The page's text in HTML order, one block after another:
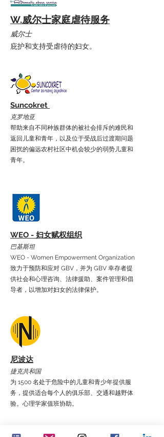
W.威尔士家庭虐待服务
威尔士
庇护和支持受虐待的妇女。
Suncokret
克罗地亚
帮助来自不同种族群体的被社会排斥的难民和
返回儿童和青年，以及位于受战后过渡期问题
困扰的偏远农村社区中机会较少的弱势儿童和
青年。
WEO - 妇女赋权组织
巴基斯坦
WEO - Women Empowerment Organization
致力于预防和应对 GBV，并为 GBV 幸存者提
供社会和心理咨询、法律援助、案件管理和倡
导者，以增加对妇女的法律保护。
尼波达
捷克共和国
为 1500 名处于危险中的儿童和青少年提供服
务，提供适合每个人的俱乐部、交通和越野体
验。心理学家值班协助。